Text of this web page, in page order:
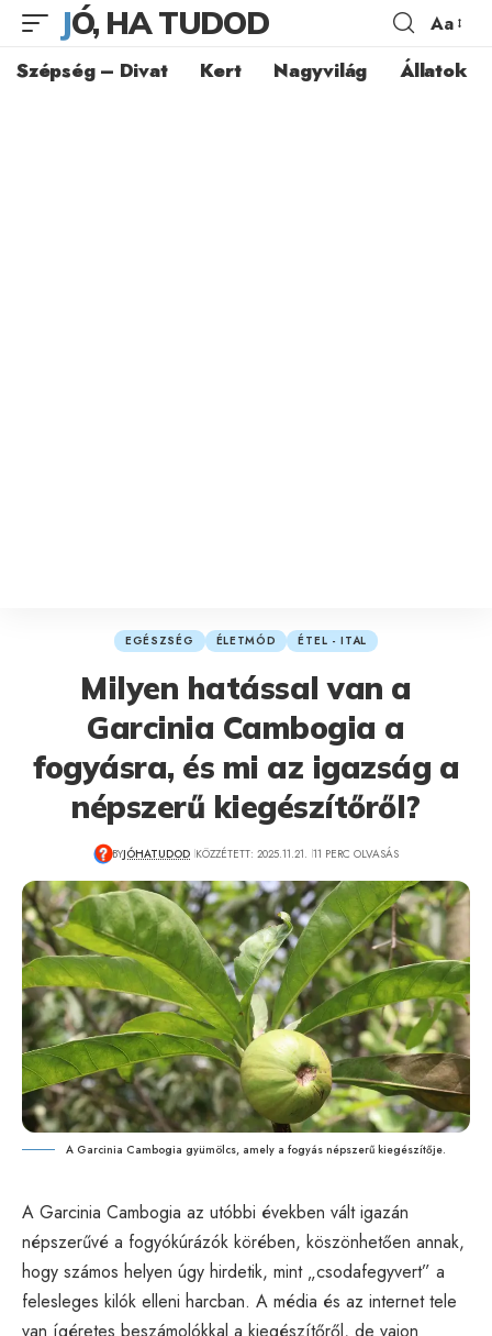
JÓ, HA TUDOD Aa
Szépség – Divat Kert Nagyvilág Állatok
EGÉSZSÉG ÉLETMÓD ÉTEL - ITAL
Milyen hatással van a
Garcinia Cambogia a
fogyásra, és mi az igazság a
népszerű kiegészítőről?
BYJÓHATUDOD KÖZZÉTETT: 2025.11.21. 11 PERC OLVASÁS
A Garcinia Cambogia gyümölcs, amely a fogyás népszerű kiegészítője.
A Garcinia Cambogia az utóbbi években vált igazán
népszerűvé a fogyókúrázók körében, köszönhetően annak,
hogy számos helyen úgy hirdetik, mint „csodafegyvert” a
felesleges kilók elleni harcban. A média és az internet tele